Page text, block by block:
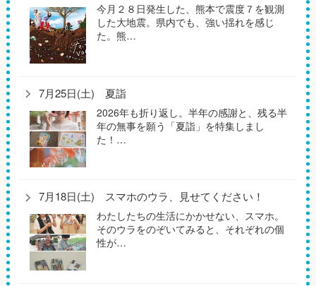
今月２８日発生した、熊本で震度７を観測
した大地震。県内でも、強い揺れを感じ
た。熊…
7月25日(土) 夏詣
2026年も折り返し。半年の感謝と、残る半
年の無事を願う「夏詣」を特集しまし
た！…
7月18日(土) スマホのウラ、見せてください！
わたしたちの生活にかかせない、スマホ。
そのウラをのぞいてみると、それぞれの個
性が…